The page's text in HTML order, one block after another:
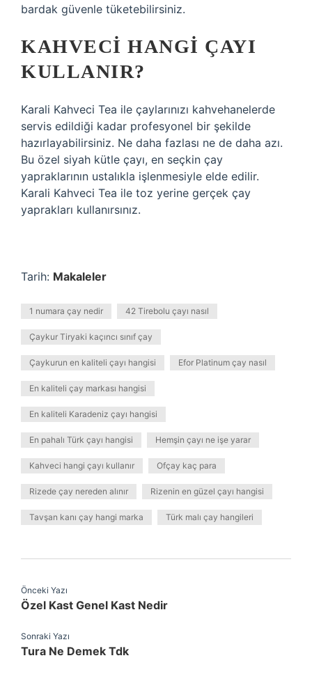
bardak güvenle tüketebilirsiniz.
KAHVECI HANGI ÇAYI
KULLANIR?
Karali Kahveci Tea ile çaylarınızı kahvehanelerde
servis edildiği kadar profesyonel bir şekilde
hazırlayabilirsiniz. Ne daha fazlası ne de daha azı.
Bu özel siyah kütle çayı, en seçkin çay
yapraklarının ustalıkla işlenmesiyle elde edilir.
Karali Kahveci Tea ile toz yerine gerçek çay
yaprakları kullanırsınız.
Tarih: Makaleler
1 numara çay nedir 42 Tirebolu çayı nasıl
Çaykur Tiryaki kaçıncı sınıf çay
Çaykurun en kaliteli çayı hangisi Efor Platinum çay nasıl
En kaliteli çay markası hangisi
En kaliteli Karadeniz çayı hangisi
En pahalı Türk çayı hangisi Hemşin çayı ne işe yarar
Kahveci hangi çayı kullanır Ofçay kaç para
Rizede çay nereden alınır Rizenin en güzel çayı hangisi
Tavşan kanı çay hangi marka Türk malı çay hangileri
Önceki Yazı
Özel Kast Genel Kast Nedir
Sonraki Yazı
Tura Ne Demek Tdk